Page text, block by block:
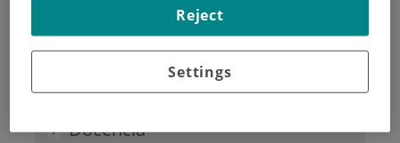
Docencia
Settings
Reject